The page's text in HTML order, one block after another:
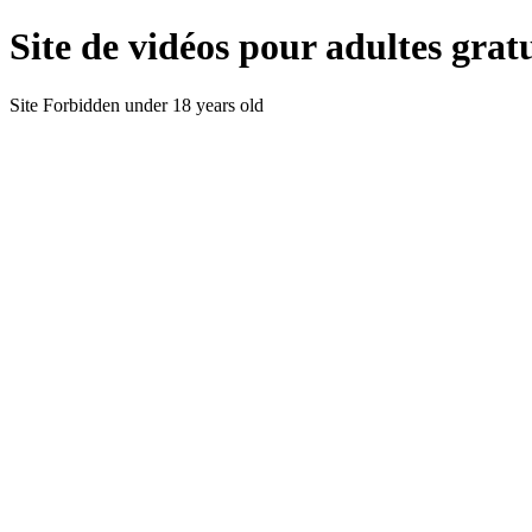
Site de vidéos pour adultes
Site Forbidden under 18 years old